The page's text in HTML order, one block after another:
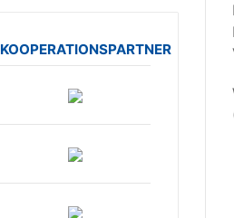
KOOPERATIONSPARTNER